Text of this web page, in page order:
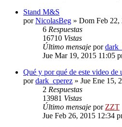
Stand M&S
porNicolasBeg » Dom Feb 22,
6 Respuestas
16710 Vistas
Último mensaje por
Jue Mar 19, 2015 11:05
Qué y por qué de este video de
pordark_cperez » Jue Ene 15,
2 Respuestas
13981 Vistas
Último mensaje por ZZT
Jue Feb 26, 2015 12:34